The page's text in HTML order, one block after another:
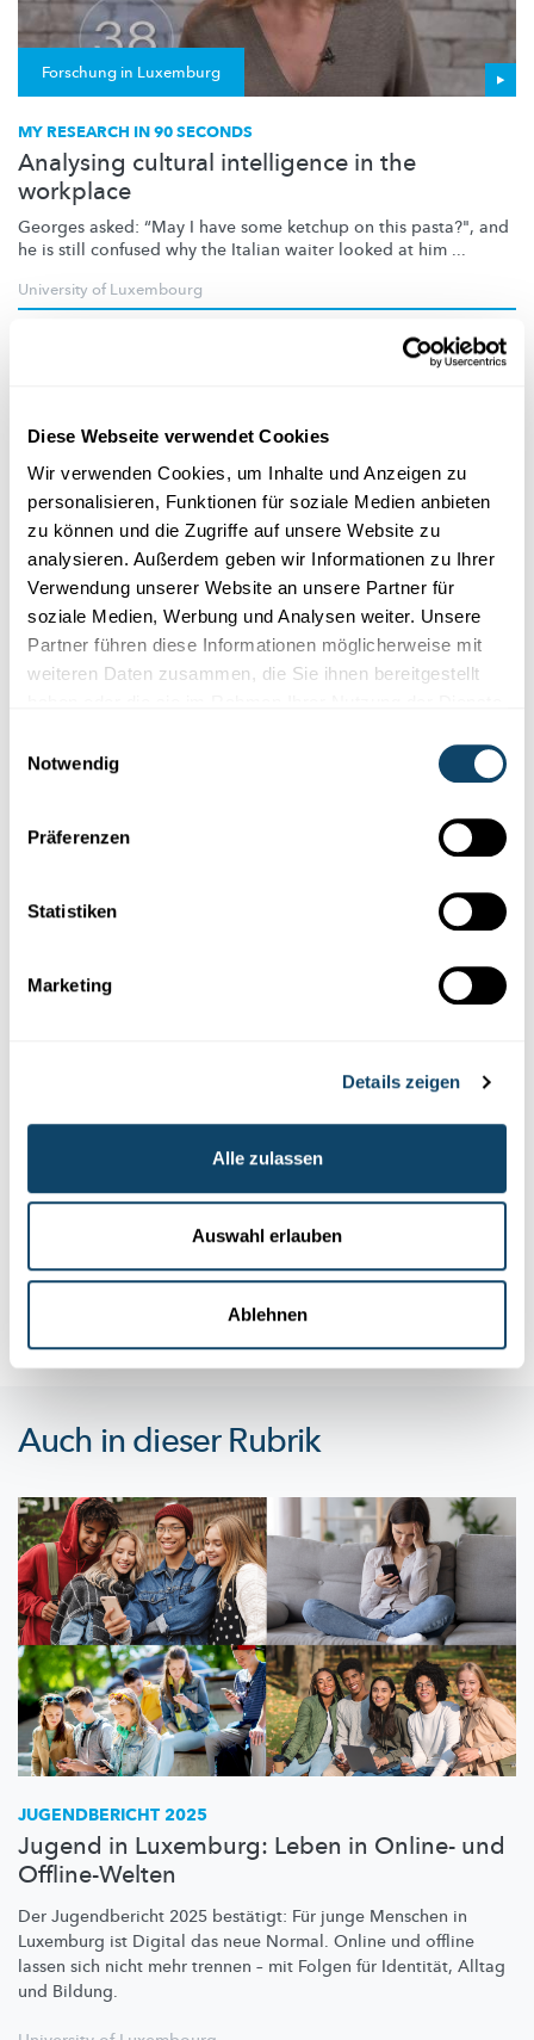
Diese Webseite verwendet Cookies
Wir verwenden Cookies, um Inhalte und Anzeigen zu
personalisieren, Funktionen für soziale Medien anbieten
zu können und die Zugriffe auf unsere Website zu
analysieren. Außerdem geben wir Informationen zu Ihrer
Verwendung unserer Website an unsere Partner für
soziale Medien, Werbung und Analysen weiter. Unsere
Partner führen diese Informationen möglicherweise mit
weiteren Daten zusammen, die Sie ihnen bereitgestellt
Notwendig
Präferenzen
Statistiken
Marketing
Details zeigen
Alle zulassen
Auswahl erlauben
Ablehnen
Forschung in Luxemburg
MY RESEARCH IN 90 SECONDS
Analysing cultural intelligence in the
workplace
Georges asked: “May I have some ketchup on this pasta?", and
he is still confused why the Italian waiter looked at him ...
University of Luxembourg
Forschung in Luxemburg
PROGNOSEN ZUR BEVÖLKERUNGSENTWICKLUNG
wird sie auch weiterhin. Wie schnell und wie stark das gesch...
ANALYSE DER PARTNERSUCHE
Welche Faktoren auf dem Heiratsmarkt
Partnersuche nur wenigeausschlaggebend.Entscheidend ist...
Auch in dieser Rubrik
JUGENDBERICHT 2025
Jugend in Luxemburg: Leben in Online- und
Offline-Welten
Der Jugendbericht 2025 bestätigt: Für junge Menschen in
Luxemburg ist Digital das neue Normal. Online und offline
lassen sich nicht mehr trennen – mit Folgen für Identität, Alltag
und Bildung.